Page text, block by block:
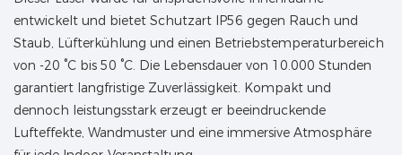
entwickelt und bietet Schutzart IP56 gegen Rauch und
Staub, Lüfterkühlung und einen Betriebstemperaturbereich
von -20 °C bis 50 °C. Die Lebensdauer von 10.000 Stunden
garantiert langfristige Zuverlässigkeit. Kompakt und
dennoch leistungsstark erzeugt er beeindruckende
Lufteffekte, Wandmuster und eine immersive Atmosphäre